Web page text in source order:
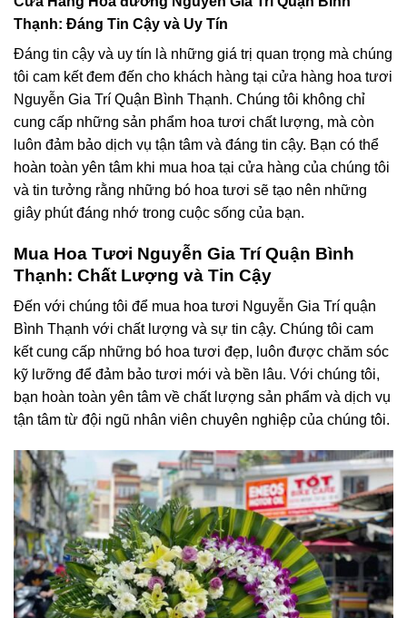
Thạnh: Đáng Tin Cậy và Uy Tín
Đáng tin cậy và uy tín là những giá trị quan trọng mà chúng
tôi cam kết đem đến cho khách hàng tại cửa hàng hoa tươi
Nguyễn Gia Trí Quận Bình Thạnh. Chúng tôi không chỉ
cung cấp những sản phẩm hoa tươi chất lượng, mà còn
luôn đảm bảo dịch vụ tận tâm và đáng tin cậy. Bạn có thể
hoàn toàn yên tâm khi mua hoa tại cửa hàng của chúng tôi
và tin tưởng rằng những bó hoa tươi sẽ tạo nên những
giây phút đáng nhớ trong cuộc sống của bạn.
Mua Hoa Tươi Nguyễn Gia Trí Quận Bình
Thạnh: Chất Lượng và Tin Cậy
Đến với chúng tôi để mua hoa tươi Nguyễn Gia Trí quận
Bình Thạnh với chất lượng và sự tin cậy. Chúng tôi cam
kết cung cấp những bó hoa tươi đẹp, luôn được chăm sóc
kỹ lưỡng để đảm bảo tươi mới và bền lâu. Với chúng tôi,
bạn hoàn toàn yên tâm về chất lượng sản phẩm và dịch vụ
tận tâm từ đội ngũ nhân viên chuyên nghiệp của chúng tôi.